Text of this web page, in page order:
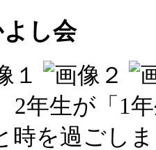
し会
2年生が「1
時を過ごし